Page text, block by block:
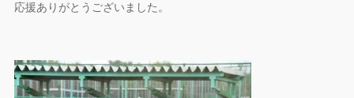
応援ありがとうございました。